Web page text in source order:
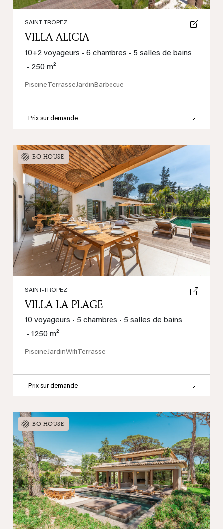
BO HOUSE
Previous Next
SAINT-TROPEZ
VILLA LA PLAGE
10 voyageurs • 5 chambres • 5 salles de bains
• 1250 m²
PiscineJardinWifi Terrasse
Prix sur demande
BO HOUSE
Previous Next
SAINT-TROPEZ
VILLA ALICIA
10+2 voyageurs • 6 chambres • 5 salles de bains
• 250 m²
PiscineTerrasseJardinBarbecue
Prix sur demande